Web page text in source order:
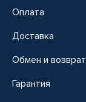
Оплата
Доставка
Обмен и возврат
Гарантия